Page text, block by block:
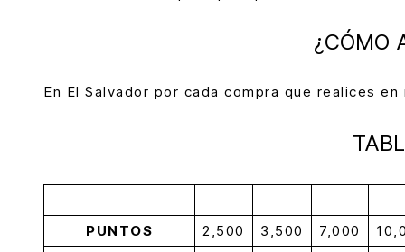
¿CÓMO
En El Salvador por cada compra que realices
PUNTOS 2,500 3,500 7,000